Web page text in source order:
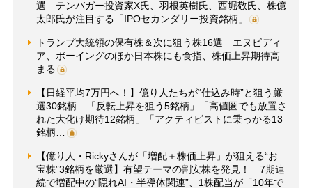
選 テンバガー投資家X氏、羽根英樹氏、西堀敬氏、株億
太郎氏が注目する「IPOセカンダリー投資銘柄」
トランプ大統領の保有株＆次に狙う株16選 エヌビディ
ア、ボーイングのほか日本株にも食指、株価上昇期待高
まる
【日経平均7万円へ！】億り人たちが“仕込み時”と狙う厳
選30銘柄 「反転上昇を狙う5銘柄」「高値圏でも放置さ
れた大化け期待12銘柄」「アクティビストに乗っかる13
銘柄…
【億り人・Rickyさんが「増配＋株価上昇」が狙える“お
宝株”3銘柄を厳選】有望テーマの割安株を発見！ 7期連
続で増配中の“隠れAI・半導体関連”、1株配当が「10年で